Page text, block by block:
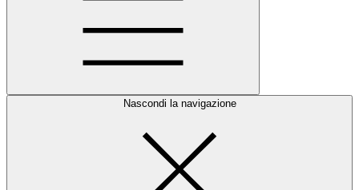
Nascondi la navigazione